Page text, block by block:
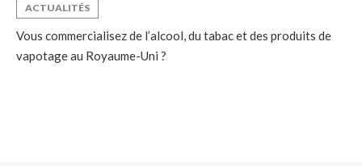
ACTUALITÉS
Vous commercialisez de l’alcool, du tabac et des produits de
vapotage au Royaume-Uni ?